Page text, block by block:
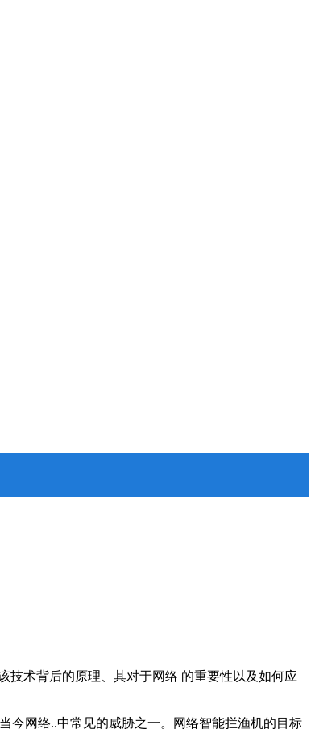
术背后的原理、其对于网络 的重要性以及如何应
今网络..中常见的威胁之一。网络智能拦渔机的目标